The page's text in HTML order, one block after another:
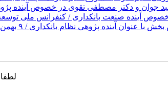
جوان و دکتر مصطفی تقوی در خصوص آینده
خصوص آینده صنعت بانکداری / کنفرانس ملی
آینده پژوهی نظام بانکداری / ۹ بهمن ماه ۹۲